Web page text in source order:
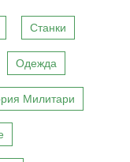
Станки
Одежда
Милитари